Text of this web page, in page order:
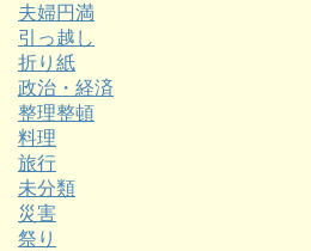
夫婦円満
引っ越し
折り紙
政治・経済
整理整頓
料理
旅行
未分類
災害
祭り